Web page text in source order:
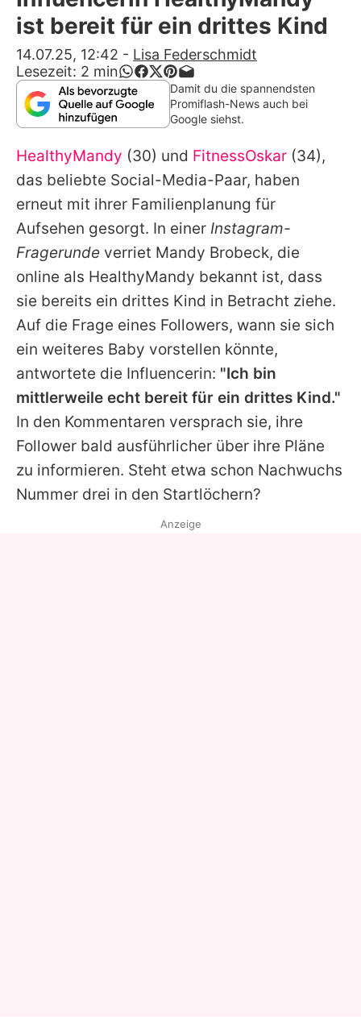
Alle Themen auf Promiflash
App runterladen
Team
Redaktionelle Richtlinien
Impressum
Datenschutzerklärung
Nutzungsbedingungen
Utiq verwalten
ist bereit für ein drittes Kind
14.07.25, 12:42 - Lisa Federschmidt
Lesezeit: 2 min
Damit du die spannendsten
Promiflash-News auch bei
Google siehst.
HealthyMandy (30) und FitnessOskar (34),
das beliebte Social-Media-Paar, haben
erneut mit ihrer Familienplanung für
Aufsehen gesorgt. In einer Instagram-
Fragerunde verriet Mandy Brobeck, die
online als HealthyMandy bekannt ist, dass
sie bereits ein drittes Kind in Betracht ziehe.
Auf die Frage eines Followers, wann sie sich
ein weiteres Baby vorstellen könnte,
antwortete die Influencerin: "Ich bin
mittlerweile echt bereit für ein drittes Kind."
In den Kommentaren versprach sie, ihre
Follower bald ausführlicher über ihre Pläne
zu informieren. Steht etwa schon Nachwuchs
Nummer drei in den Startlöchern?
Anzeige